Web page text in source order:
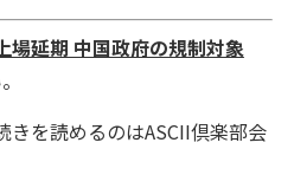
場延期 中国政府の規制対象
を読めるのはASCII倶楽部会